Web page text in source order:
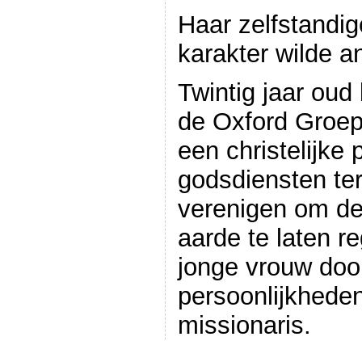
Haar
karakter wilde
Twintig jaar
de Oxford
een christelijke
godsdiensten
verenigen om
aarde te laten
jonge vrouw
missionaris.